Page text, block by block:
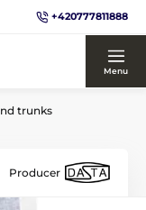
+420777811888
Menu
trunks
Producer